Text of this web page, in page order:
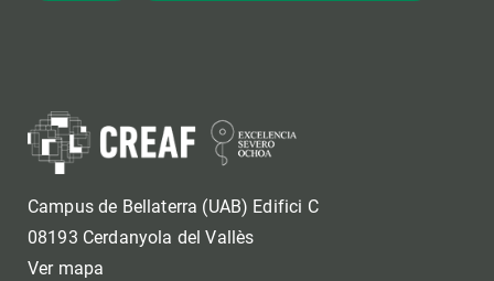
Campus de Bellaterra (UAB) Edifici C
08193 Cerdanyola del Vallès
Ver mapa